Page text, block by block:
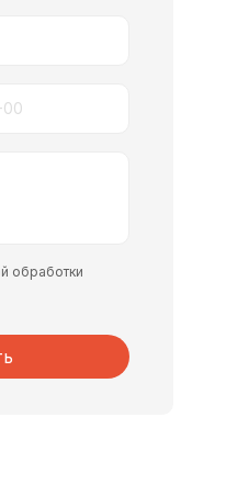
обработки